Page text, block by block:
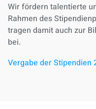
Wir fördern talentierte
Rahmen des
tragen damit auch zur
bei.
Vergabe der Stipendien